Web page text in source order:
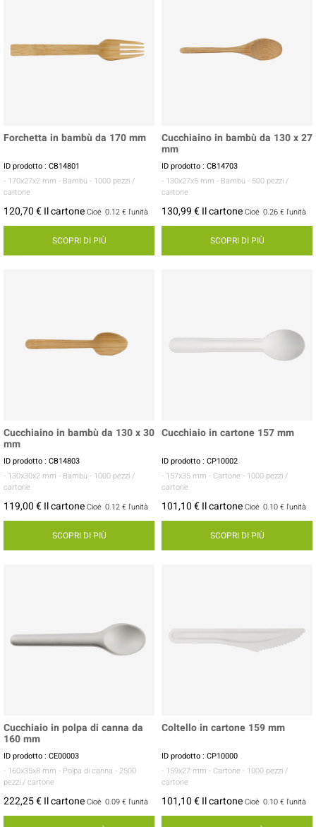
Forchetta in bambù da 170 mm
ID prodotto : CB14801
- 170x27x2 mm - Bambù - 1000 pezzi /
cartone
120,70 € Il cartoneCioè 0.12 € l'unità
SCOPRI DI PIÙ
Cucchiaino in bambù da 130 x 27
mm
ID prodotto : CB14703
- 130x27x5 mm - Bambù - 500 pezzi /
cartone
130,99 € Il cartoneCioè 0.26 € l'unità
SCOPRI DI PIÙ
Cucchiaino in bambù da 130 x 30
mm
ID prodotto : CB14803
- 130x30x2 mm - Bambù - 1000 pezzi /
cartone
119,00 € Il cartoneCioè 0.12 € l'unità
SCOPRI DI PIÙ
Cucchiaio in cartone 157 mm
ID prodotto : CP10002
- 157x35 mm - Cartone - 1000 pezzi /
cartone
101,10 € Il cartoneCioè 0.10 € l'unità
SCOPRI DI PIÙ
Cucchiaio in polpa di canna da
160 mm
ID prodotto : CE00003
- 160x35x8 mm - Polpa di canna - 2500
pezzi / cartone
222,25 € Il cartoneCioè 0.09 € l'unità
Coltello in cartone 159 mm
ID prodotto : CP10000
- 159x27 mm - Cartone - 1000 pezzi /
cartone
101,10 € Il cartoneCioè 0.10 € l'unità